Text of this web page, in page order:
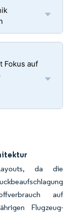
Fokus auf
Layouts, da die
auf
Flugzeug-